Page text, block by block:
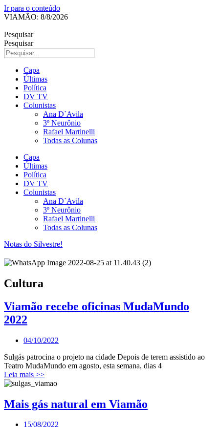
Ir para o conteúdo
VIAMÃO: 8/8/2026
Pesquisar
Pesquisar
Capa
Últimas
Política
DV TV
Colunistas
Ana D`Avila
3º Neurônio
Rafael Martinelli
Todas as Colunas
Capa
Últimas
Política
DV TV
Colunistas
Ana D`Avila
3º Neurônio
Rafael Martinelli
Todas as Colunas
Notas do Silvestre!
Cultura
Viamão recebe oficinas MudaMundo
2022
04/10/2022
Sulgás patrocina o projeto na cidade Depois de terem assistido ao
Teatro MudaMundo em agosto, esta semana, dias 4
Leia mais >>
Mais gás natural em Viamão
15/08/2022